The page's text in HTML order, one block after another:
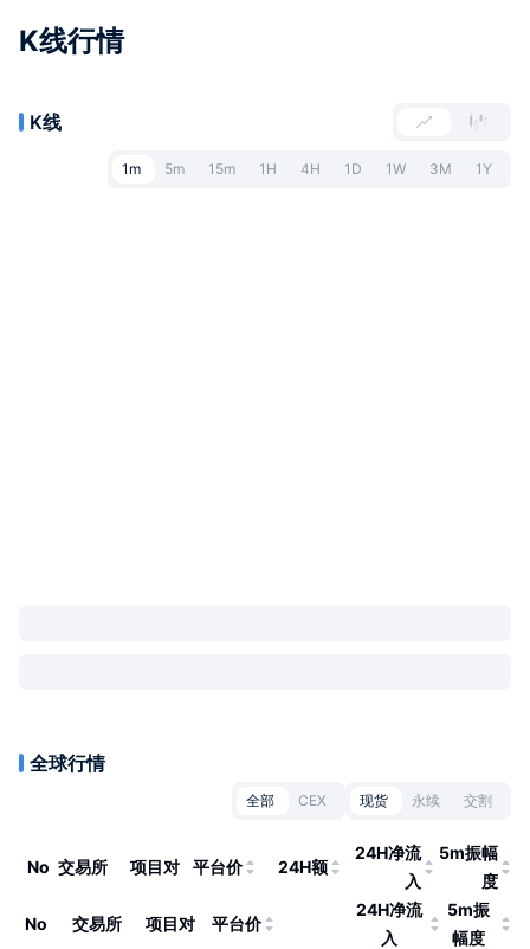
K线行情
K线
1m 5m 15m 1H 4H 1D 1W 3M 1Y
全球行情
全部 CEX 现货 永续 交割
No 交易所 项目对 平台价 24H额
24H净流
入
5m振幅
度
No 交易所 项目对 平台价
24H净流
入
5m振
幅度